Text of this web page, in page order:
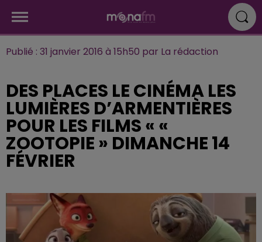
Publié : 31 janvier 2016 à 15h50 par La rédaction
DES PLACES LE CINÉMA LES
LUMIÈRES D’ARMENTIÈRES
POUR LES FILMS « «
ZOOTOPIE » DIMANCHE 14
FÉVRIER